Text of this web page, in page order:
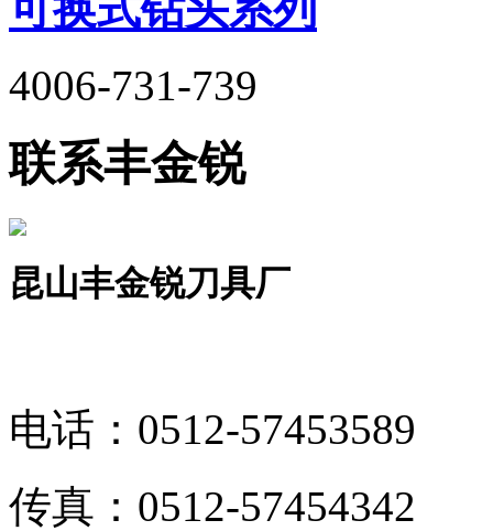
4006-731-739
联系丰金锐
昆山丰金锐刀具厂
电话： 0512-57453589
传真： 0512-57454342